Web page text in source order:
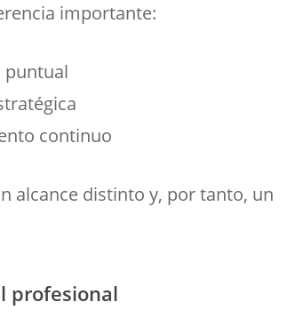
importante:
puntual
continuo
alcance distinto y, por tanto, un
profesional